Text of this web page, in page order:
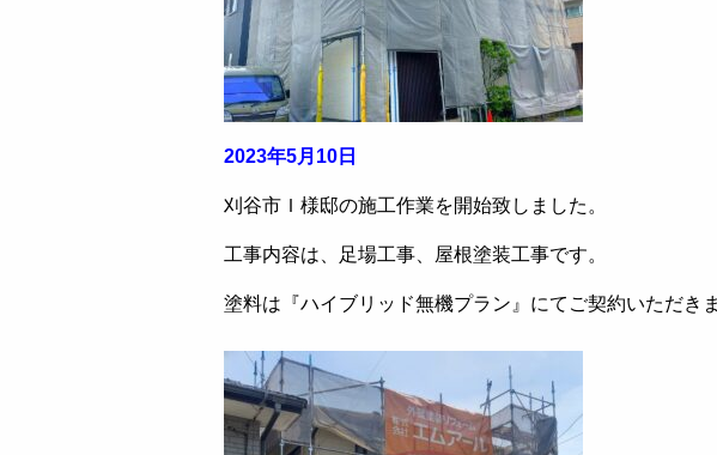
2023年5月10日
刈谷市Ｉ様邸の施工作業を開始致しました。
工事内容は、足場工事、屋根塗装工事です。
塗料は『ハイブリッド無機プラン』にてご契約いただきま